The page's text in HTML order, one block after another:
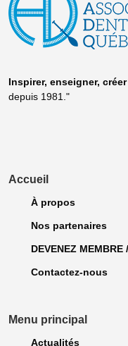
Inspirer, enseigner, créer
depuis 1981."
Accueil
À propos
Nos partenaires
DEVENEZ
Contactez-nous
Menu principal
Actualités